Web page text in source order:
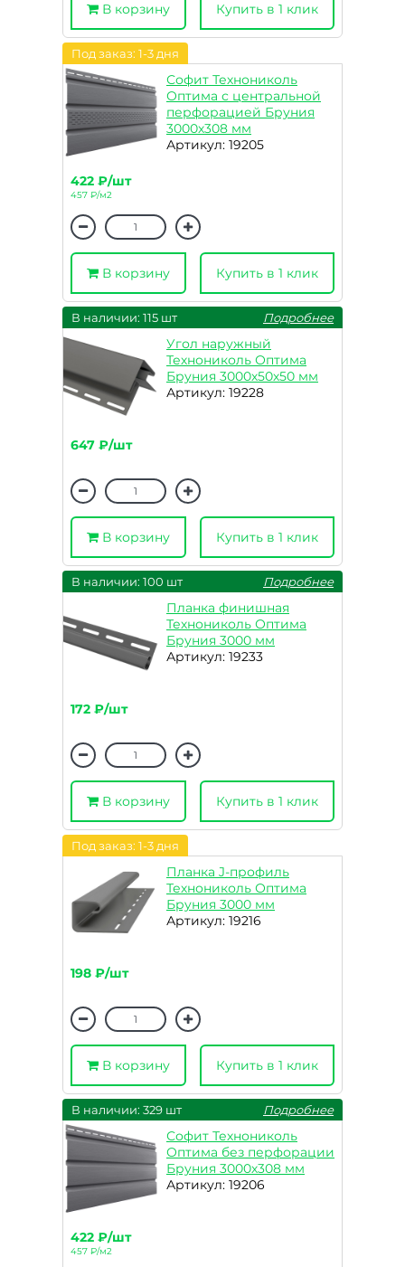
В корзину Купить в 1 клик
Под заказ: 1-3 дня
Софит Технониколь
Оптима с центральной
перфорацией Бруния
3000х308 мм
Артикул: 19205
422 ₽/шт
457 ₽/м2
В корзину Купить в 1 клик
В наличии: 115 шт Подробнее
Угол наружный
Технониколь Оптима
Бруния 3000х50х50 мм
Артикул: 19228
647 ₽/шт
В корзину Купить в 1 клик
В наличии: 100 шт Подробнее
Планка финишная
Технониколь Оптима
Бруния 3000 мм
Артикул: 19233
172 ₽/шт
В корзину Купить в 1 клик
Под заказ: 1-3 дня
Планка J-профиль
Технониколь Оптима
Бруния 3000 мм
Артикул: 19216
198 ₽/шт
В корзину Купить в 1 клик
В наличии: 329 шт Подробнее
Софит Технониколь
Оптима без перфорации
Бруния 3000х308 мм
Артикул: 19206
422 ₽/шт
457 ₽/м2